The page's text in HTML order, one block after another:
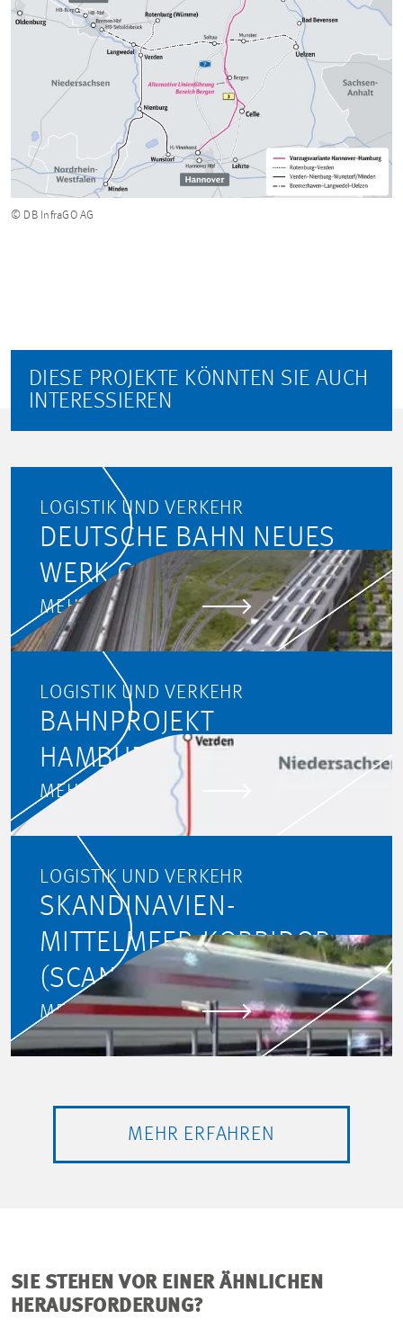
© DB InfraGO AG
DIESE PROJEKTE KÖNNTEN SIE AUCH
INTERESSIEREN
LOGISTIK UND VERKEHR
DEUTSCHE BAHN NEUES
WERK COTTBUS
MEHR ERFAHREN
LOGISTIK UND VERKEHR
BAHNPROJEKT
HAMBURG/BREMEN
MEHR ERFAHREN
LOGISTIK UND VERKEHR
SKANDINAVIEN-
MITTELMEER-KORRIDOR
(SCANMED)
MEHR ERFAHREN
MEHR ERFAHREN
SIE STEHEN VOR EINER ÄHNLICHEN
HERAUSFORDERUNG?